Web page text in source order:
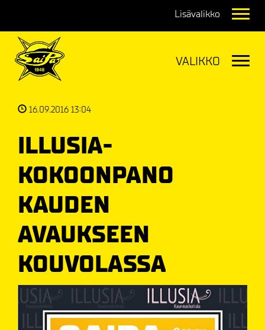
16.09.2016 13:04
ILLUSIA-
KOKOONPANO
KAUDEN
AVAUKSEEN
KOUVOLASSA